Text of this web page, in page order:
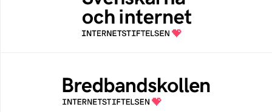
En årlig studie av svenska folkets
internetvanor
Bredbandskollen är ett oberoende
konsumentverktyg som drivs av
Internetstiftelsen